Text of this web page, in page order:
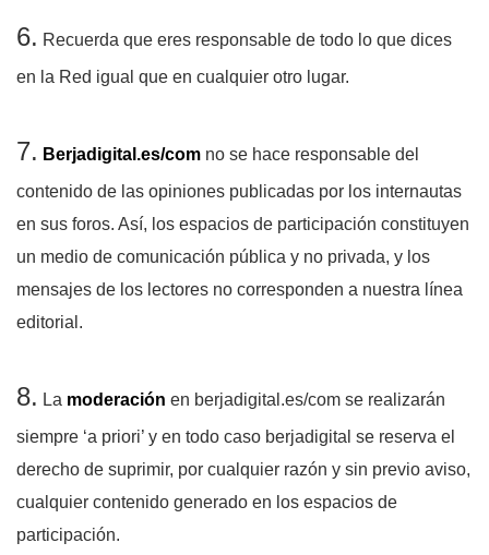
6. Recuerda que eres responsable de todo lo que dices
en la Red igual que en cualquier otro lugar.
7. Berjadigital.es/com no se hace responsable del
contenido de las opiniones publicadas por los internautas
en sus foros. Así, los espacios de participación constituyen
un medio de comunicación pública y no privada, y los
mensajes de los lectores no corresponden a nuestra línea
editorial.
8. La moderación en berjadigital.es/com se realizarán
siempre ‘a priori’ y en todo caso berjadigital se reserva el
derecho de suprimir, por cualquier razón y sin previo aviso,
cualquier contenido generado en los espacios de
participación.